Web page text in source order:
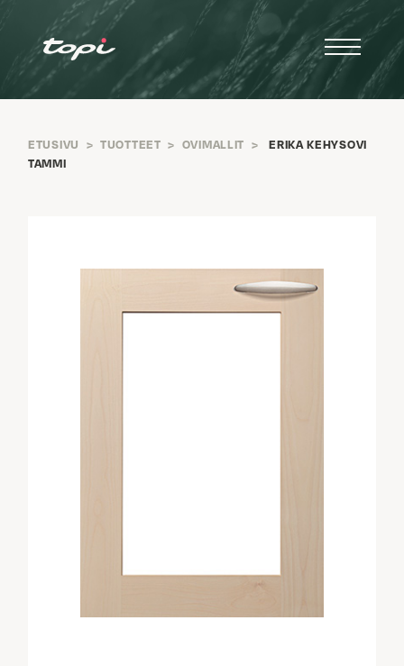
ETUSIVU > TUOTTEET > OVIMALLIT >
ERIKA KEHYSOVI
TAMMI